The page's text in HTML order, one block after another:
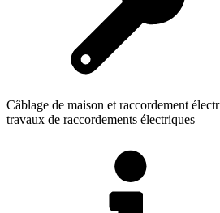
Câblage de maison et raccordement
travaux de raccordements électriques